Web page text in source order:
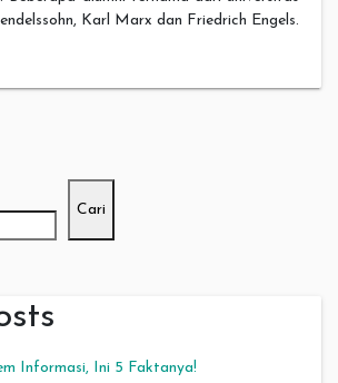
Karl Marx dan Friedrich Engels.
Cari
Informasi, Ini 5 Faktanya!